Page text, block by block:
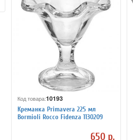
Код товара:10193
Креманка Primavera 225 мл
Bormioli Rocco Fidenza 1130209
650 р.